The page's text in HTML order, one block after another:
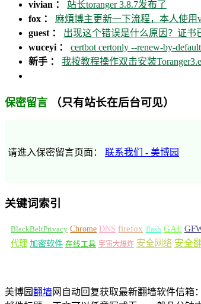
vivian ： 站长toranger 3.8.7发布了
fox ： 麻煩博主更新一下流程，本人使用
guest ： 出现这个错误是什么原因？证书
wuceyi ： certbot certonly --renew-by-
新手 ： 我按教程操作双击安装
保密留言 （只有站长在后台可见）
请進入保密留言页面： 联系我们 - 美博园
关键词索引
BlackBeltPrivacy Chrome DNS firefox flash GAE
代理 加密软件 在线工具 宇宙大爆炸 安全网络 安全
美博园翻墙网自动回复获取最新翻墙软件信箱：